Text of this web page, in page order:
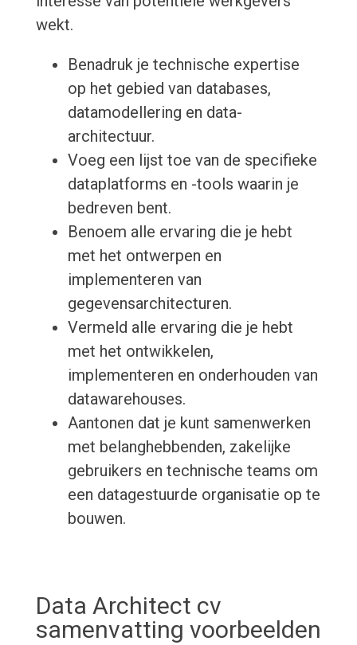
wekt.
Benadruk je technische expertise
op het gebied van databases,
datamodellering en data-
architectuur.
Voeg een lijst toe van de specifieke
dataplatforms en -tools waarin je
bedreven bent.
Benoem alle ervaring die je hebt
met het ontwerpen en
implementeren van
gegevensarchitecturen.
Vermeld alle ervaring die je hebt
met het ontwikkelen,
implementeren en onderhouden van
datawarehouses.
Aantonen dat je kunt samenwerken
met belanghebbenden, zakelijke
gebruikers en technische teams om
een datagestuurde organisatie op te
bouwen.
Data Architect cv
samenvatting voorbeelden